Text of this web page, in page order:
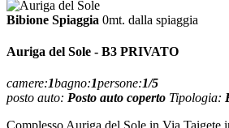
Bibione Spiaggia 0mt. dalla spiaggia
Auriga del Sole - B3 PRIVATO
camere:1bagno:1persone:1/5
posto auto: Posto auto coperto Tipologia: